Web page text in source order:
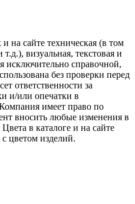
на сайте техническая (в том
визуальная, текстовая и
исключительно справочной,
без проверки перед
ответственности за
и/или опечатки в
имеет право по
вносить любые изменения в
в каталоге и на сайте
цветом изделий.